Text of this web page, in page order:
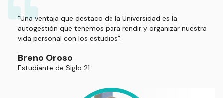
“Una ventaja que destaco de la Universidad es la
autogestión que tenemos para rendir y organizar nuestra
vida personal con los estudios”.
Breno Oroso
Estudiante de Siglo 21